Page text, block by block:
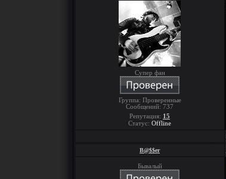
Супер фан
Группа: Проверенные
Сообщений: 737
Репутация: 15
Статус: Offline
B@$$er
Бывалый